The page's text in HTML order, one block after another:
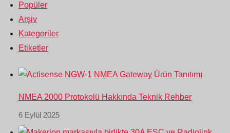
Popüler
Arşiv
Kategoriler
Etiketler
NMEA 2000 Protokolü Hakkında Teknik Rehber
6 Eylül 2025